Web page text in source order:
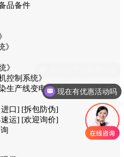
品备件
》
》
控制系统》
生产线变电站综合自动化控制系
口] [拆包防伪]
运] [欢迎询价]
现在有优惠活动吗